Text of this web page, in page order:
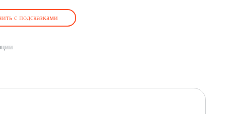
с подсказками